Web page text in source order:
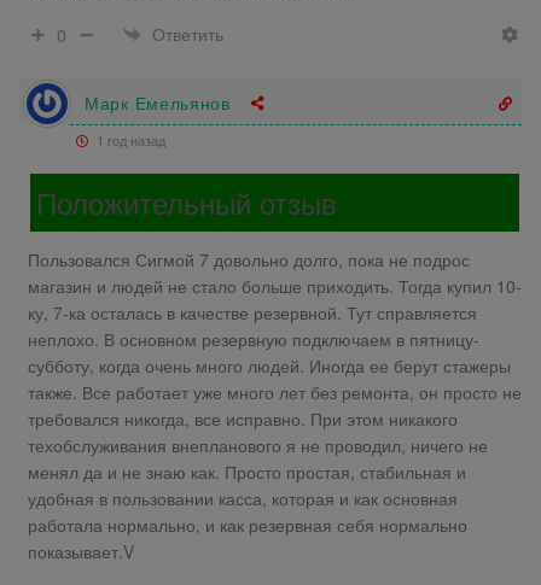
0
Ответить
Марк Емельянов
1 год назад
Положительный отзыв
Пользовался Сигмой 7 довольно долго, пока не подрос
магазин и людей не стало больше приходить. Тогда купил 10-
ку, 7-ка осталась в качестве резервной. Тут справляется
неплохо. В основном резервную подключаем в пятницу-
субботу, когда очень много людей. Иногда ее берут стажеры
также. Все работает уже много лет без ремонта, он просто не
требовался никогда, все исправно. При этом никакого
техобслуживания внепланового я не проводил, ничего не
менял да и не знаю как. Просто простая, стабильная и
удобная в пользовании касса, которая и как основная
работала нормально, и как резервная себя нормально
показывает.V